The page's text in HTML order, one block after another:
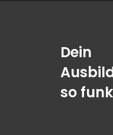
Dein
so